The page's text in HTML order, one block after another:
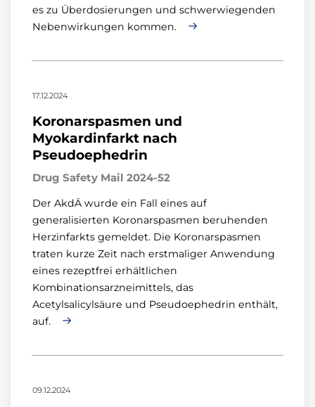
es zu Überdosierungen und schwerwiegenden
Nebenwirkungen kommen.
17.12.2024
Koronarspasmen und
Myokardinfarkt nach
Pseudoephedrin
Drug Safety Mail 2024-52
Der AkdÄ wurde ein Fall eines auf
generalisierten Koronarspasmen beruhenden
Herzinfarkts gemeldet. Die Koronarspasmen
traten kurze Zeit nach erstmaliger Anwendung
eines rezeptfrei erhältlichen
Kombinationsarzneimittels, das
Acetylsalicylsäure und Pseudoephedrin enthält,
auf.
09.12.2024